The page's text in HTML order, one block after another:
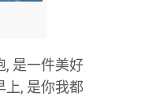
, 是一件美好
上, 是你我都